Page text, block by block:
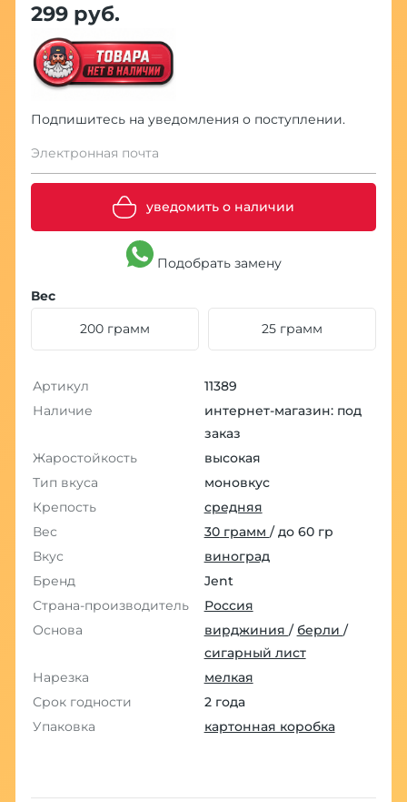
299 руб.
Подпишитесь на уведомления о поступлении.
Электронная почта
уведомить о наличии
Подобрать замену
Вес
200 грамм
25 грамм
Артикул
11389
Наличие
интернет-магазин: под
заказ
Жаростойкость
высокая
Тип вкуса
моновкус
Крепость
средняя
Вес
30 грамм / до 60 гр
Вкус
виноград
Бренд
Jent
Страна-производитель
Россия
Основа
вирджиния /берли /
сигарный лист
Нарезка
мелкая
Срок годности
2 года
Упаковка
картонная коробка